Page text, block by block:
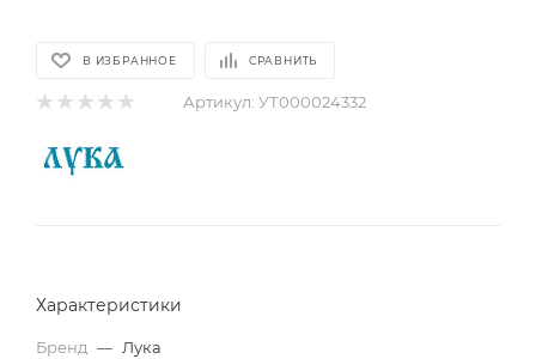
В ИЗБРАННОЕ СРАВНИТЬ
Артикул: УТ000024332
Характеристики
Бренд — Лука